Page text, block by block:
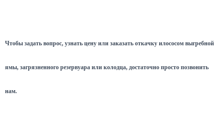
Чтобы задать вопрос, узнать цену или заказать откачку илососом выгребной
ямы, загрязненного резервуара или колодца, достаточно просто позвонить
нам.